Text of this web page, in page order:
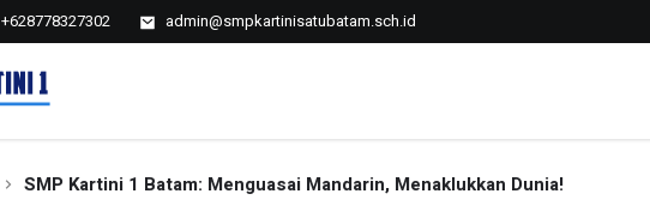
+628778327302 admin@smpkartinisatubatam.sch.id
SMP Kartini 1 Batam: Menguasai Mandarin, Menaklukkan Dunia!